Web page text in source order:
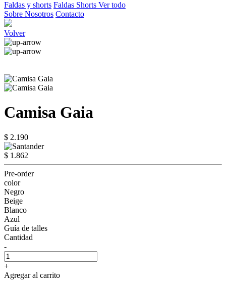
Faldas y shorts Faldas Shorts Ver todo
Sobre Nosotros Contacto
Volver
Camisa Gaia
$ 2.190
$ 1.862
Pre-order
color
Negro
Beige
Blanco
Azul
Guía de talles
Cantidad
-
+
Agregar al carrito